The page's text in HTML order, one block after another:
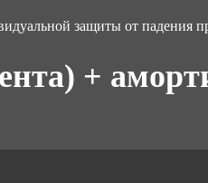
защиты от падения
+